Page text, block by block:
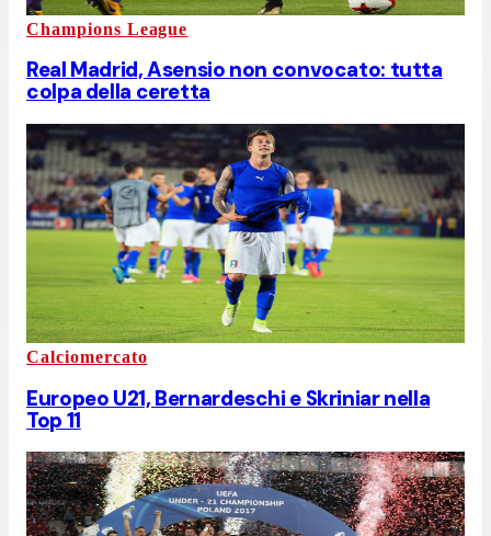
Champions League
Real Madrid, Asensio non convocato: tutta
colpa della ceretta
Calciomercato
Europeo U21, Bernardeschi e Skriniar nella
Top 11